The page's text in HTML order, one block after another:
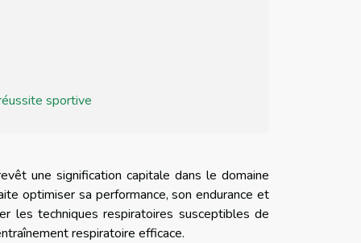
sportive
une signification capitale dans le domaine
optimiser sa performance, son endurance et
les techniques respiratoires susceptibles de
respiratoire efficace.